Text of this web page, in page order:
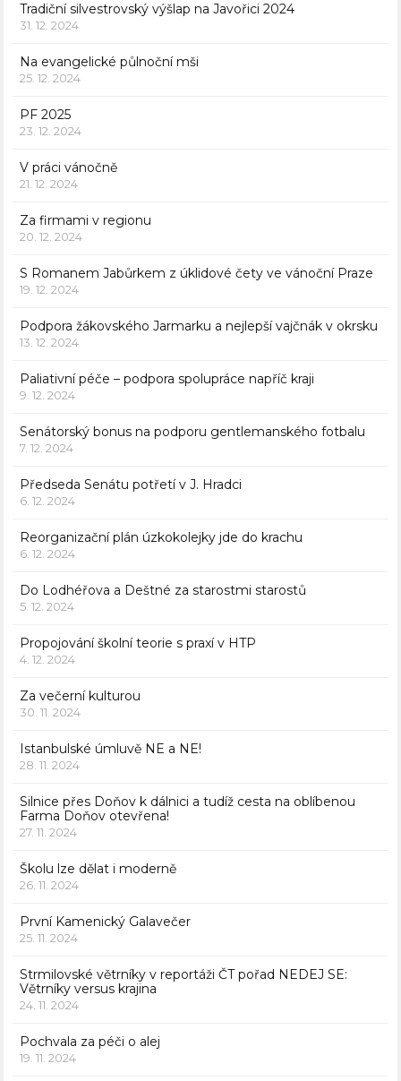
Tradiční silvestrovský výšlap na Javořici 2024
31. 12. 2024
Na evangelické půlnoční mši
25. 12. 2024
PF 2025
23. 12. 2024
V práci vánočně
21. 12. 2024
Za firmami v regionu
20. 12. 2024
S Romanem Jabůrkem z úklidové čety ve vánoční Praze
19. 12. 2024
Podpora žákovského Jarmarku a nejlepší vajčnák v okrsku
13. 12. 2024
Paliativní péče – podpora spolupráce napříč kraji
9. 12. 2024
Senátorský bonus na podporu gentlemanského fotbalu
7. 12. 2024
Předseda Senátu potřetí v J. Hradci
6. 12. 2024
Reorganizační plán úzkokolejky jde do krachu
6. 12. 2024
Do Lodhéřova a Deštné za starostmi starostů
5. 12. 2024
Propojování školní teorie s praxí v HTP
4. 12. 2024
Za večerní kulturou
30. 11. 2024
Istanbulské úmluvě NE a NE!
28. 11. 2024
Silnice přes Doňov k dálnici a tudíž cesta na oblíbenou
Farma Doňov otevřena!
27. 11. 2024
Školu lze dělat i moderně
26. 11. 2024
První Kamenický Galavečer
25. 11. 2024
Strmilovské větrníky v reportáži ČT pořad NEDEJ SE:
Větrníky versus krajina
24. 11. 2024
Pochvala za péči o alej
19. 11. 2024